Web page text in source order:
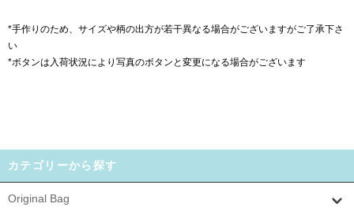
*手作りのため、サイズや柄の出方が若干異なる場合がございますがご了承下さ
い
*ボタンは入荷状況により写真のボタンと変更になる場合がございます
カテゴリーから探す
Original Bag